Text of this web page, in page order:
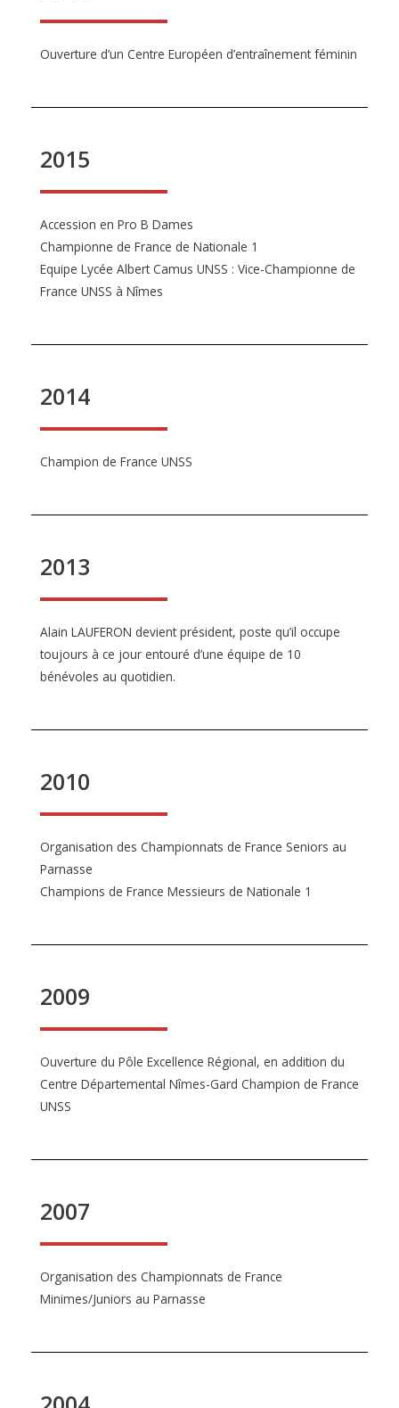
Ouverture d’un Centre Européen d’entraînement féminin
2015
Accession en Pro B Dames
Championne de France de Nationale 1
Equipe Lycée Albert Camus UNSS : Vice-Championne de
France UNSS à Nîmes
2014
Champion de France UNSS
2013
Alain LAUFERON devient président, poste qu’il occupe
toujours à ce jour entouré d’une équipe de 10
bénévoles au quotidien.
2010
Organisation des Championnats de France Seniors au
Parnasse
Champions de France Messieurs de Nationale 1
2009
Ouverture du Pôle Excellence Régional, en addition du
Centre Départemental Nîmes-Gard Champion de France
UNSS
2007
Organisation des Championnats de France
Minimes/Juniors au Parnasse